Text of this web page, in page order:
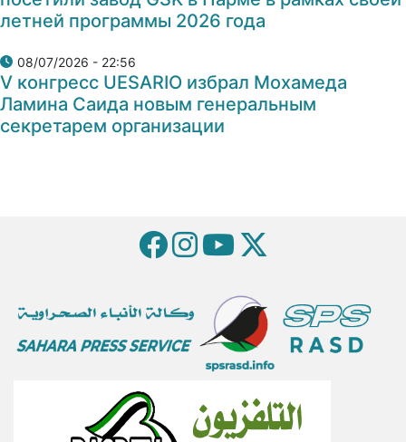
летней программы 2026 года
08/07/2026 - 22:56
V конгресс UESARIO избрал Мохамеда
Ламина Саида новым генеральным
секретарем организации